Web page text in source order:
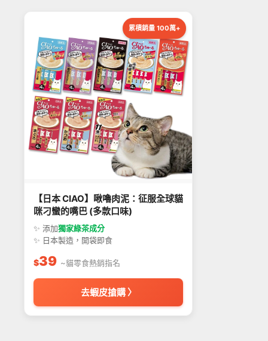
累積銷量 100萬+
【日本 CIAO】啾嚕肉泥：征服全球貓
咪刁蠻的嘴巴 (多款口味)
✨ 添加獨家綠茶成分
✨ 日本製造，開袋即食
$39 ~貓零食熱銷指名
去蝦皮搶購 〉